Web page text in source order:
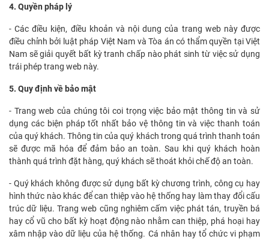
4. Quyền pháp lý
- Các điều kiện, điều khoản và nội dung của trang web này được
điều chỉnh bởi luật pháp Việt Nam và Tòa án có thẩm quyền tại Việt
Nam sẽ giải quyết bất kỳ tranh chấp nào phát sinh từ việc sử dụng
trái phép trang web này.
5. Quy định về bảo mật
- Trang web của chúng tôi coi trọng việc bảo mật thông tin và sử
dụng các biện pháp tốt nhất bảo vệ thông tin và việc thanh toán
của quý khách. Thông tin của quý khách trong quá trình thanh toán
sẽ được mã hóa để đảm bảo an toàn. Sau khi quý khách hoàn
thành quá trình đặt hàng, quý khách sẽ thoát khỏi chế độ an toàn.
- Quý khách không được sử dụng bất kỳ chương trình, công cụ hay
hình thức nào khác để can thiệp vào hệ thống hay làm thay đổi cấu
trúc dữ liệu. Trang web cũng nghiêm cấm việc phát tán, truyền bá
hay cổ vũ cho bất kỳ hoạt động nào nhằm can thiệp, phá hoại hay
xâm nhập vào dữ liệu của hệ thống. Cá nhân hay tổ chức vi phạm